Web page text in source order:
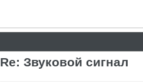
Re: Звуковой сигнал